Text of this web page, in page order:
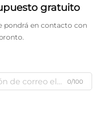
gratuito
pondrá en contacto con
0/100